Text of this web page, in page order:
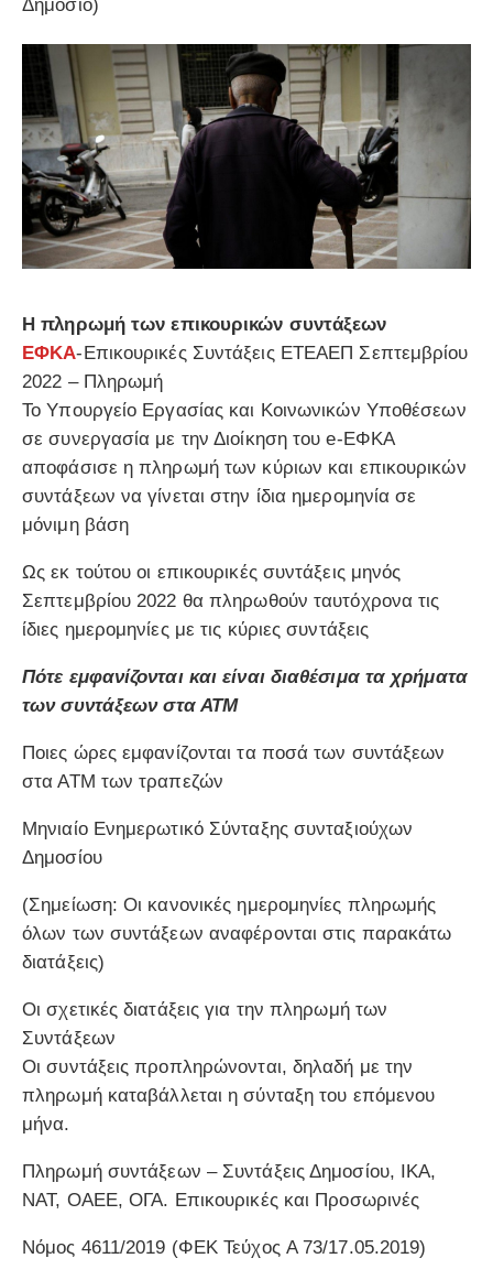
Δημόσιο)
Η πληρωμή των επικουρικών συντάξεων
ΕΦΚΑ-Επικουρικές Συντάξεις ΕΤΕΑΕΠ Σεπτεμβρίου
2022 – Πληρωμή
Το Υπουργείο Εργασίας και Κοινωνικών Υποθέσεων
σε συνεργασία με την Διοίκηση του e-ΕΦΚΑ
αποφάσισε η πληρωμή των κύριων και επικουρικών
συντάξεων να γίνεται στην ίδια ημερομηνία σε
μόνιμη βάση
Ως εκ τούτου οι επικουρικές συντάξεις μηνός
Σεπτεμβρίου 2022 θα πληρωθούν ταυτόχρονα τις
ίδιες ημερομηνίες με τις κύριες συντάξεις
Πότε εμφανίζονται και είναι διαθέσιμα τα χρήματα
των συντάξεων στα ΑΤΜ
Ποιες ώρες εμφανίζονται τα ποσά των συντάξεων
στα ΑΤΜ των τραπεζών
Μηνιαίο Ενημερωτικό Σύνταξης συνταξιούχων
Δημοσίου
(Σημείωση: Οι κανονικές ημερομηνίες πληρωμής
όλων των συντάξεων αναφέρονται στις παρακάτω
διατάξεις)
Οι σχετικές διατάξεις για την πληρωμή των
Συντάξεων
Οι συντάξεις προπληρώνονται, δηλαδή με την
πληρωμή καταβάλλεται η σύνταξη του επόμενου
μήνα.
Πληρωμή συντάξεων – Συντάξεις Δημοσίου, ΙΚΑ,
ΝΑΤ, ΟΑΕΕ, ΟΓΑ. Επικουρικές και Προσωρινές
Νόμος 4611/2019 (ΦΕΚ Τεύχος A 73/17.05.2019)